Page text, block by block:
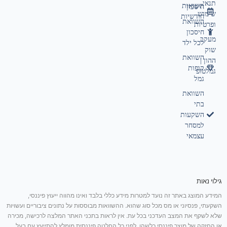
חיסכון
השוואת
חיסכון
לכל ילד
השוואת
קופות
גמל
השוואת
בתי
השקעות
למסחר
עצמאי
תנאי
שימוש
ופרטיות
מעקב
שוק
ההון |
גמלטופ
תשואות
חודשיות
גילוי נאות
המידע המוצג באתר זה נועד למטרות מידע כללי בלבד ואינו מהווה ייעוץ פיננסי,
השקעתי, פנסיוני או מס מכל סוג שהוא. ההשוואות מבוססות על נתונים ציבוריים ועשויות
שלא לשקף את המצב העדכני בכל עת. אין לראות בתכני האתר המלצה לרכישה, מכירה